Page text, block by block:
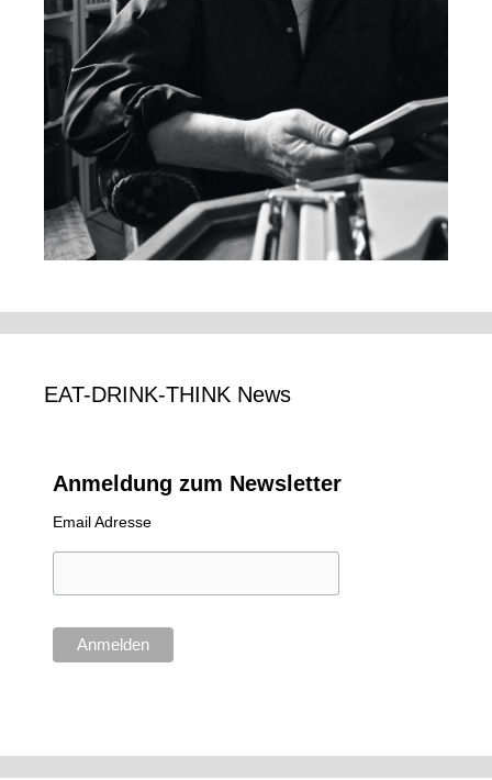
EAT-DRINK-THINK News
Anmeldung zum Newsletter
Email Adresse